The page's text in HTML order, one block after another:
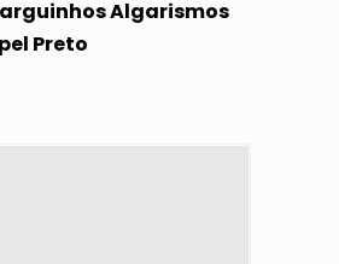
Algarismos
Preto